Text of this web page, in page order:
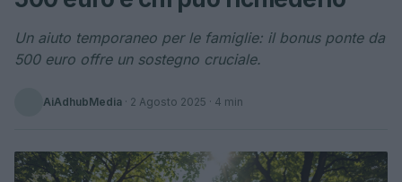
Un aiuto temporaneo per le famiglie: il bonus ponte da
500 euro offre un sostegno cruciale.
AiAdhubMedia · 2 Agosto 2025 · 4 min